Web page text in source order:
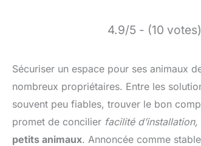
4.9/5 - (10 votes)
Sécuriser un espace pour ses animaux
nombreux propriétaires. Entre les
souvent peu fiables, trouver le bon
promet de concilier facilité
petits animaux. Annoncée comme